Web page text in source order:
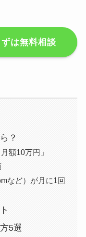
は無料相談
？
額10万円」
など）が月に1回
5選